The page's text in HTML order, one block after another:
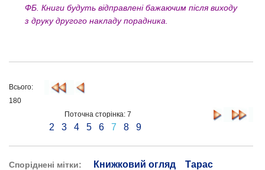
ФБ. Книги будуть відправлені бажаючим після виходу
з друку другого накладу порадника.
Всього:
180
Поточна сторінка: 7
2 3 4 5 6 7 8 9
Споріднені мітки: Книжковий огляд
Тарас